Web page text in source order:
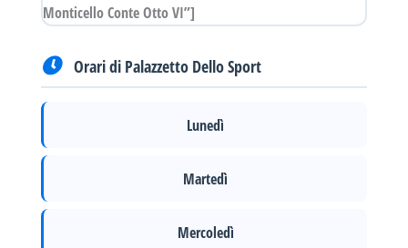
Monticello Conte Otto VI”]
Orari di Palazzetto Dello Sport
Lunedì
Martedì
Mercoledì